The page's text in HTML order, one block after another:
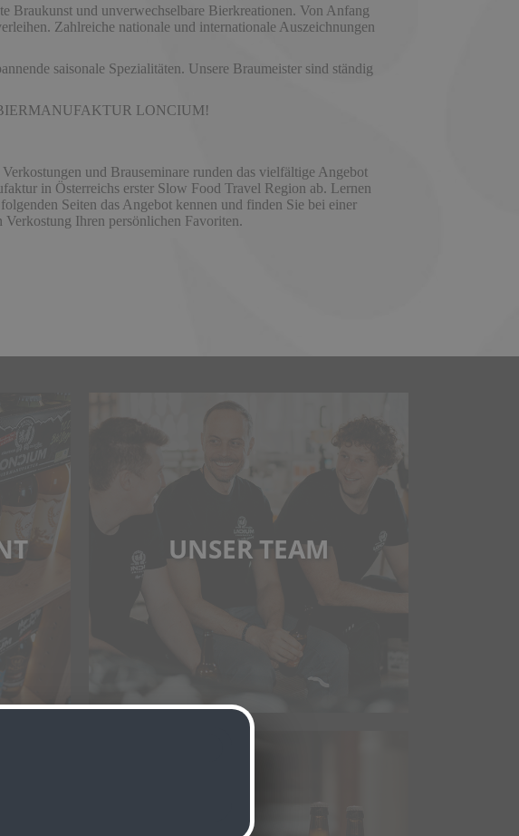
Braukunst und unverwechselbare Bierkreationen. Von Anfang
Zahlreiche nationale und internationale Auszeichnungen
saisonale Spezialitäten. Unsere Braumeister sind ständig
BIERMANUFAKTUR LONCIUM!
und Brauseminare runden das vielfältige Angebot
in Österreichs erster Slow Food Travel Region ab. Lernen
Seiten das Angebot kennen und finden Sie bei einer
Verkostung Ihren persönlichen Favoriten.
UNSER TEAM